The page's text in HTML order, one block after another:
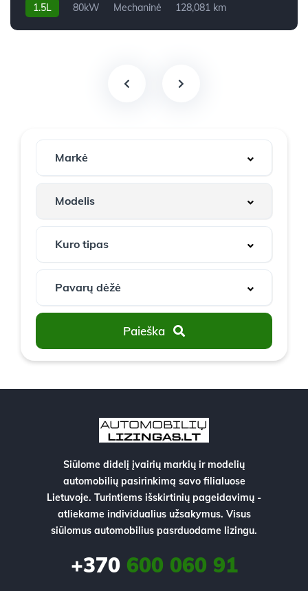
1.5L 80kW Mechaninė
128,081 km
Paieška
Siūlome didelį įvairių markių ir modelių
automobilių pasirinkimą savo filialuose
Lietuvoje. Turintiems išskirtinių pageidavimų -
atliekame individualius užsakymus. Visus
siūlomus automobilius pasrduodame lizingu.
+370600 060 91